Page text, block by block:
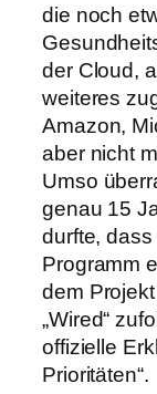
die noch
der Cloud,
weiteres
Amazon,
aber nicht
Umso
genau 15
durfte,
Programm
dem
„Wired“
offizielle
Prioritäten“.